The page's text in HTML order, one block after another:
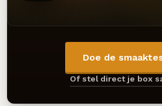
Doe de
Of stel direct je box